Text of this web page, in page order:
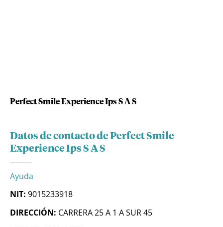
Perfect Smile Experience Ips S A S
Datos de contacto de Perfect Smile
Experience Ips S A S
Ayuda
NIT: 9015233918
DIRECCIÓN: CARRERA 25 A 1 A SUR 45